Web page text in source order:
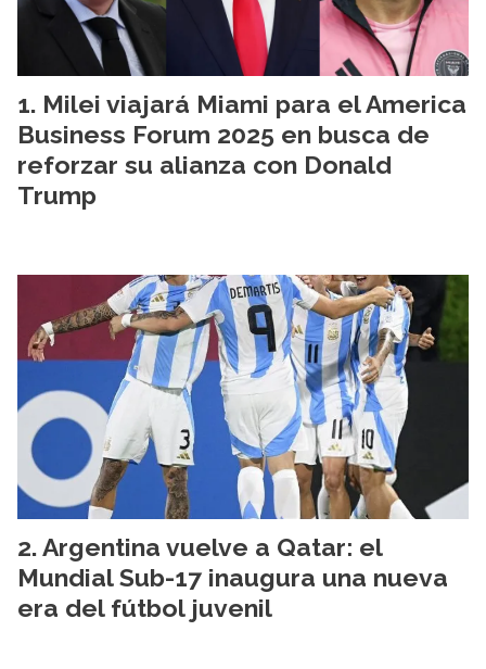
Milei viajará Miami para el America
Business Forum 2025 en busca de
reforzar su alianza con Donald
Trump
Argentina vuelve a Qatar: el
Mundial Sub-17 inaugura una nueva
era del fútbol juvenil